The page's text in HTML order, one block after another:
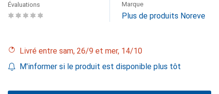
Évaluations Marque
Plus de produits Noreve
Livré entre sam, 26/9 et mer, 14/10
M'informer si le produit est disponible plus tôt